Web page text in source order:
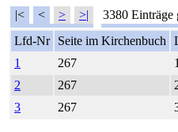
|< < > >| 3380 Einträge
Lfd-Nr
Seite im Kirchenbuch
1
267 1
2
267
3
267